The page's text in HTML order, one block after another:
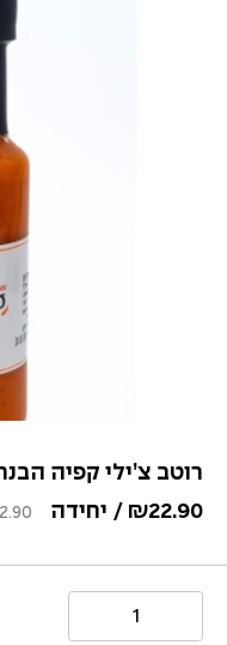
רוטב צ’ילי קפיה הבנרו 115
₪22.90 / יחידה